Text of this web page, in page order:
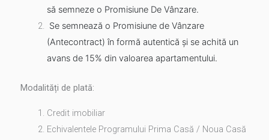
să semneze o Promisiune De Vânzare.
Se semnează o Promisiune de Vânzare
(Antecontract) în formă autentică și se achită un
avans de 15% din valoarea apartamentului.
Modalități de plată:
Credit imobiliar
Echivalentele Programului Prima Casă / Noua Casă